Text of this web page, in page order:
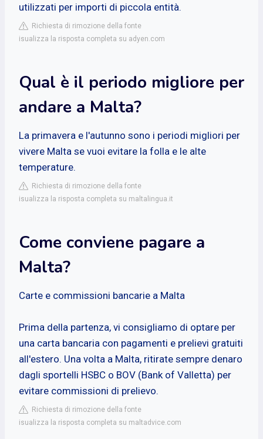
utilizzati per importi di piccola entità.
Richiesta di rimozione della fonte
isualizza la risposta completa su adyen.com
Qual è il periodo migliore per
andare a Malta?
La primavera e l'autunno sono i periodi migliori per
vivere Malta se vuoi evitare la folla e le alte
temperature.
Richiesta di rimozione della fonte
isualizza la risposta completa su maltalingua.it
Come conviene pagare a
Malta?
Carte e commissioni bancarie a Malta
Prima della partenza, vi consigliamo di optare per
una carta bancaria con pagamenti e prelievi gratuiti
all'estero. Una volta a Malta, ritirate sempre denaro
dagli sportelli HSBC o BOV (Bank of Valletta) per
evitare commissioni di prelievo.
Richiesta di rimozione della fonte
isualizza la risposta completa su maltadvice.com